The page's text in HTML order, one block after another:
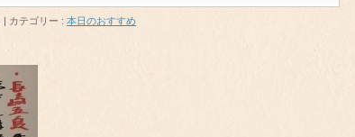
カテゴリー : 本日のおすすめ